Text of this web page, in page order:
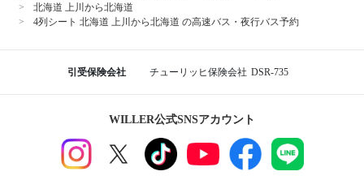
北海道 上川から北海道
4列シート 北海道 上川から北海道 の高速バス・夜行バス予約
引受保険会社 チューリッヒ保険会社 DSR-735
WILLER公式SNSアカウント